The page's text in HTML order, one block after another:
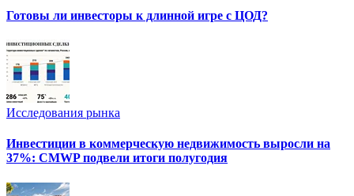
Готовы ли инвесторы к длинной игре с ЦОД?
Исследования рынка
Инвестиции в коммерческую недвижимость выросли на
37%: CMWP подвели итоги полугодия